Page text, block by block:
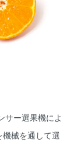
サー選果機によ
械を通して選